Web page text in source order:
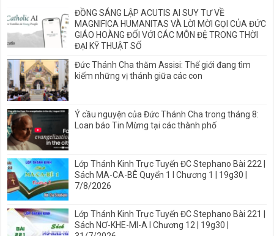
ĐỒNG SÁNG LẬP ACUTIS AI SUY TƯ VỀ
MAGNIFICA HUMANITAS VÀ LỜI MỜI GỌI CỦA ĐỨC
GIÁO HOÀNG ĐỐI VỚI CÁC MÔN ĐỆ TRONG THỜI
ĐẠI KỸ THUẬT SỐ
Đức Thánh Cha thăm Assisi: Thế giới đang tìm
kiếm những vị thánh giữa các con
Ý cầu nguyện của Đức Thánh Cha trong tháng 8:
Loan báo Tin Mừng tại các thành phố
Lớp Thánh Kinh Trực Tuyến ĐC Stephano Bài 222 |
Sách MA-CA-BÊ Quyển 1 I Chương 1 | 19g30 |
7/8/2026
Lớp Thánh Kinh Trực Tuyến ĐC Stephano Bài 221 |
Sách NƠ-KHE-MI-A I Chương 12 | 19g30 |